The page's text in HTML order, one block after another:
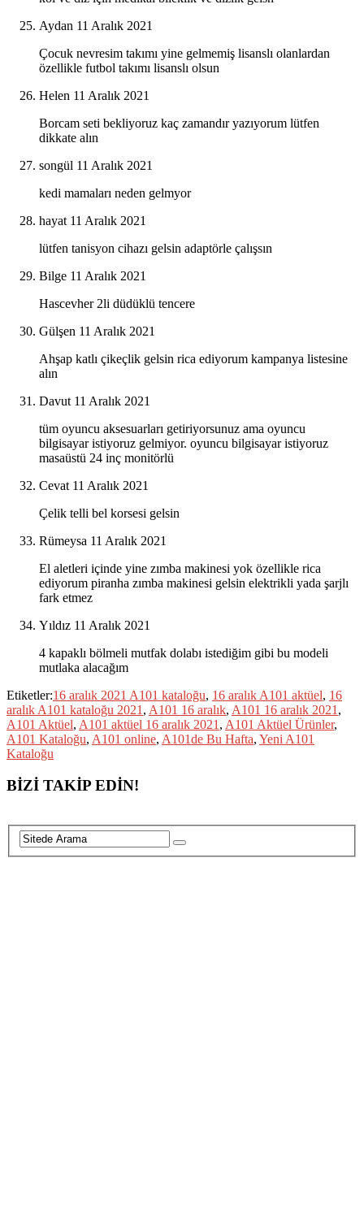
Aydan 11 Aralık 2021
Çocuk nevresim takımı yine gelmemiş lisanslı olanlardan
özellikle futbol takımı lisanslı olsun
Helen 11 Aralık 2021
Borcam seti bekliyoruz kaç zamandır yazıyorum lütfen
dikkate alın
songül 11 Aralık 2021
kedi mamaları neden gelmyor
hayat 11 Aralık 2021
lütfen tanisyon cihazı gelsin adaptörle çalışsın
Bilge 11 Aralık 2021
Hascevher 2li düdüklü tencere
Gülşen 11 Aralık 2021
Ahşap katlı çikeçlik gelsin rica ediyorum kampanya listesine
alın
Davut 11 Aralık 2021
tüm oyuncu aksesuarları getiriyorsunuz ama oyuncu
bilgisayar istiyoruz gelmiyor. oyuncu bilgisayar istiyoruz
masaüstü 24 inç monitörlü
Cevat 11 Aralık 2021
Çelik telli bel korsesi gelsin
Rümeysa 11 Aralık 2021
El aletleri içinde yine zımba makinesi yok özellikle rica
ediyorum piranha zımba makinesi gelsin elektrikli yada şarjlı
fark etmez
Yıldız 11 Aralık 2021
4 kapaklı bölmeli mutfak dolabı istediğim gibi bu modeli
mutlaka alacağım
Etiketler:16 aralık 2021 A101 kataloğu, 16 aralık A101 aktüel, 16
aralık A101 kataloğu 2021 , A101 16 aralık, A101 16 aralık 2021 ,
A101 Aktüel, A101 aktüel 16 aralık 2021 , A101 Aktüel Ürünler,
A101 Kataloğu, A101 online, A101de Bu Hafta, Yeni A101
Kataloğu
BİZİ TAKİP EDİN!